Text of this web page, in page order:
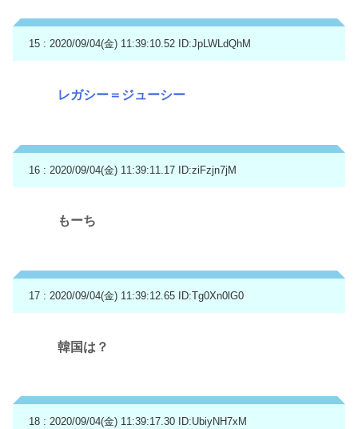
15 : 2020/09/04(金) 11:39:10.52 ID:JpLWLdQhM
レガシー＝ジューシー
16 : 2020/09/04(金) 11:39:11.17 ID:ziFzjn7jM
もーち
17 : 2020/09/04(金) 11:39:12.65 ID:Tg0Xn0lG0
韓国は？
18 : 2020/09/04(金) 11:39:17.30 ID:UbiyNH7xM